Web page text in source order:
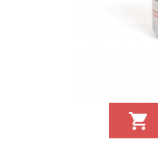
shopping_cart